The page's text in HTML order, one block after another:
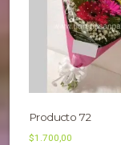
Producto 72
$1.700,00